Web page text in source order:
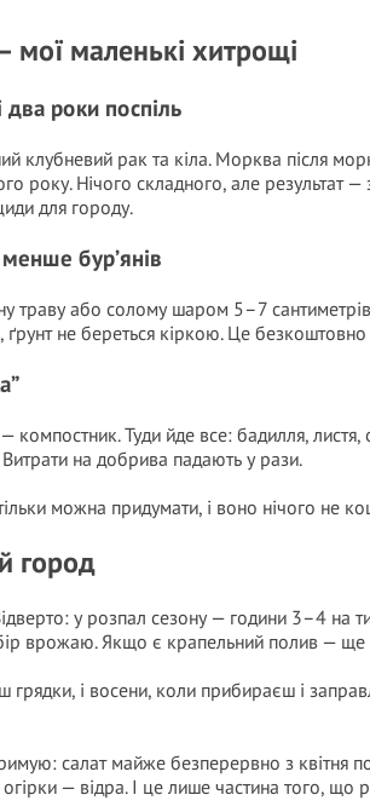
маленькі хитрощі
роки поспіль
клубневий рак та кіла. Морква після
року. Нічого складного, але результат —
для городу.
бур’янів
траву або солому шаром 5–7
не береться кіркою. Це
компостник. Туди йде все: бадилля,
на добрива падають у рази.
можна придумати, і воно нічого не
город
у розпал сезону — години 3–4 на
врожаю. Якщо є крапельний полив —
грядки, і восени, коли прибираєш і
салат майже безперервно з квітня
— відра. І це лише частина того, що